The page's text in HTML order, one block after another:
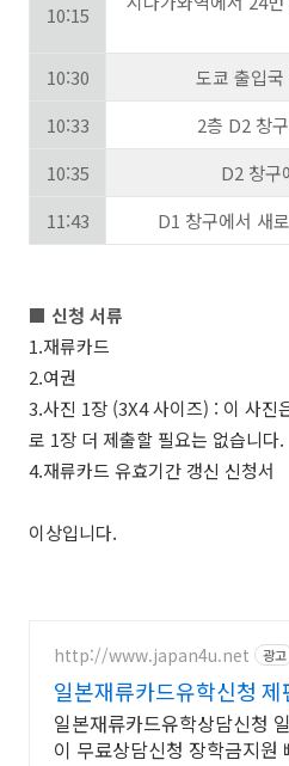
10:15
10:30
도쿄 출입
10:33
2층 D2 창
10:35
D2 창구
11:43
D1 창구에서 새
■ 신청 서류
1.재류카드
2.여권
3.사진 1장 (3X4 사이즈) : 이 사진
로 1장 더 제출할 필요는 없습니다.
4.재류카드 유효기간 갱신 신청서
이상입니다.
http://www.japan4u.net 광고
일본재류카드유학신청 제
일본재류카드유학상담신청
이 무료상담신청 장학금지원